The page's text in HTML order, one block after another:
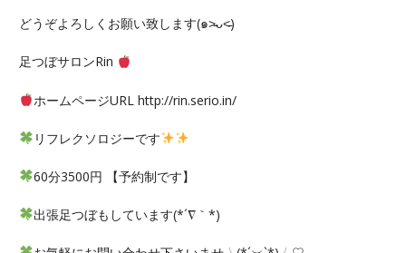
どうぞよろしくお願い致します(๑˃̵ᴗ˂̵)
足つぼサロンRin
ホームページURL http://rin.serio.in/
リフレクソロジーです
60分3500円 【予約制です】
出張足つぼもしています(*´∇｀*)